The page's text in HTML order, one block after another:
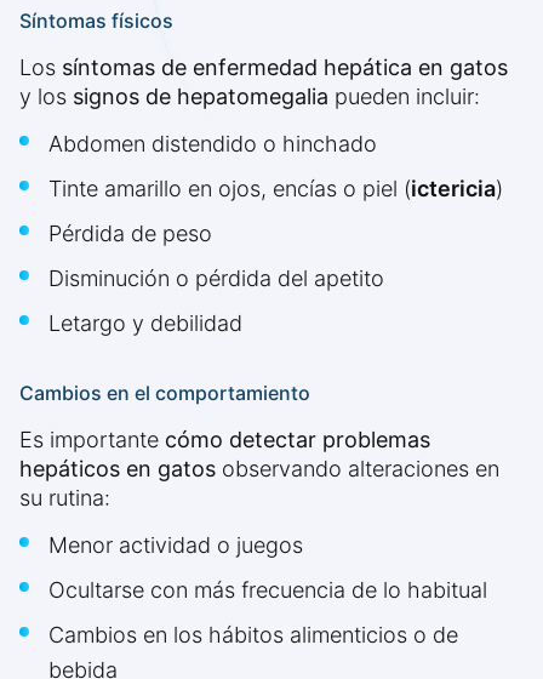
Síntomas físicos
Los síntomas de enfermedad hepática en gatos
y los signos de hepatomegalia pueden incluir:
Abdomen distendido o hinchado
Tinte amarillo en ojos, encías o piel (ictericia)
Pérdida de peso
Disminución o pérdida del apetito
Letargo y debilidad
Cambios en el comportamiento
Es importante cómo detectar problemas
hepáticos en gatos observando alteraciones en
su rutina:
Menor actividad o juegos
Ocultarse con más frecuencia de lo habitual
Cambios en los hábitos alimenticios o de
bebida